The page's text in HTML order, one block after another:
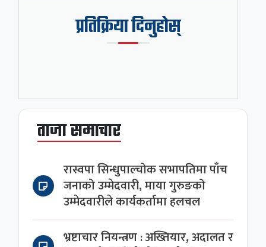
प्रतिक्रिया दिनुहोस्
ताजा समाचार
रास्वपा सिन्धुपाल्चोक सभापतिमा पाँच
जनाको उम्मेदवारी, माया गुरुङको
उम्मेदवारीले कार्यकर्तामा हलचल
भ्रष्टाचार नियन्त्रण : अख्तियार, अदालत र